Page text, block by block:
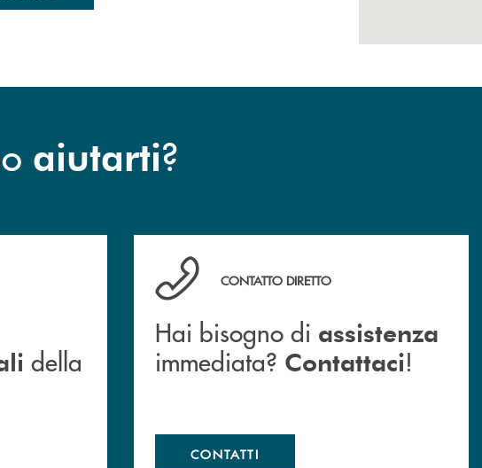
aiutarti?
filiali della Banca.
della
Hai bisogno di assistenza immediata? Contattaci !
CONTATTO DIRETTO
Hai bisogno di assistenza
immediata? Contattaci!
CONTATTI